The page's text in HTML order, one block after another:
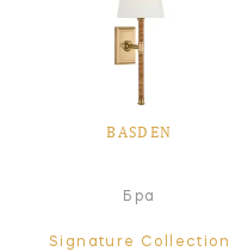
BASDEN
Бра
Signature Collection